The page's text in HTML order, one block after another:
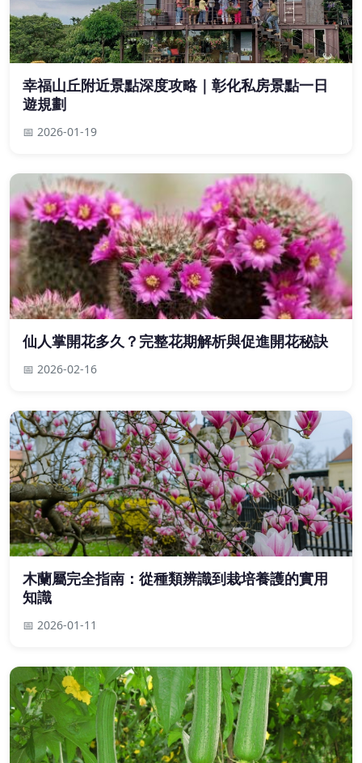
幸福山丘附近景點深度攻略｜彰化私房景點一日
遊規劃
📅 2026-01-19
仙人掌開花多久？完整花期解析與促進開花秘訣
📅 2026-02-16
木蘭屬完全指南：從種類辨識到栽培養護的實用
知識
📅 2026-01-11